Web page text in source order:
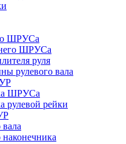
ШРУСа
ШРУСа
руля
рулевого вала
ШРУСа
рулевой рейки
вала
наконечника